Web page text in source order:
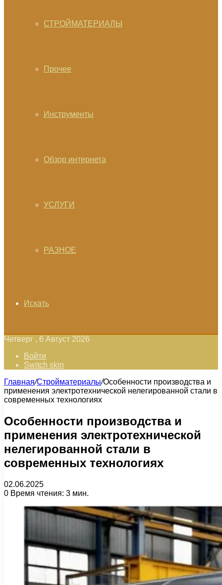
СТРОЙМАТЕРИАЛЫ
Прочее
Инструменты
Обзор интернета
УСЛУГИ
РАЗНОЕ
Искать
Четверг , 6 Август 2026
Войти
Switch skin
Главная/Стройматериалы/Особенности производства и
применения электротехнической нелегированной стали в
современных технологиях
Особенности производства и
применения электротехнической
нелегированной стали в
современных технологиях
02.06.2025
0 Время чтения: 3 мин.